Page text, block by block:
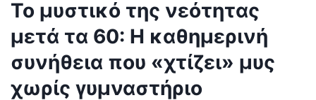
Το μυστικό της νεότητας
μετά τα 60: Η καθημερινή
συνήθεια που «χτίζει» μυς
χωρίς γυμναστήριο